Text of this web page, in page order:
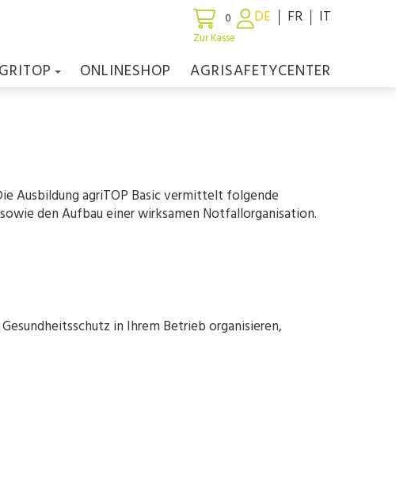
0
Zur Kasse
DE FR IT
ONLINESHOP AGRISAFETYCENTER
Ausbildung agriTOP Basic vermittelt folgende
den Aufbau einer wirksamen Notfallorganisation.
in Ihrem Betrieb organisieren,